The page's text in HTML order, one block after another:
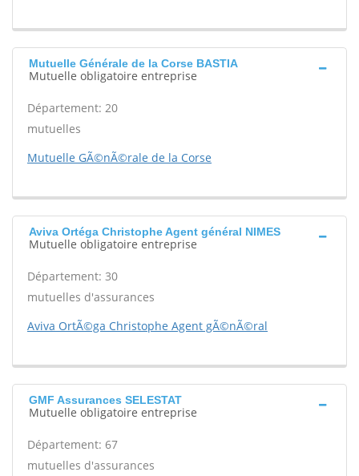
Mutuelle Générale de la Corse BASTIA
Mutuelle obligatoire entreprise
Département: 20
mutuelles
Mutuelle GÃ©nÃ©rale de la Corse
Aviva Ortéga Christophe Agent général NIMES
Mutuelle obligatoire entreprise
Département: 30
mutuelles d'assurances
Aviva OrtÃ©ga Christophe Agent gÃ©nÃ©ral
GMF Assurances SELESTAT
Mutuelle obligatoire entreprise
Département: 67
mutuelles d'assurances